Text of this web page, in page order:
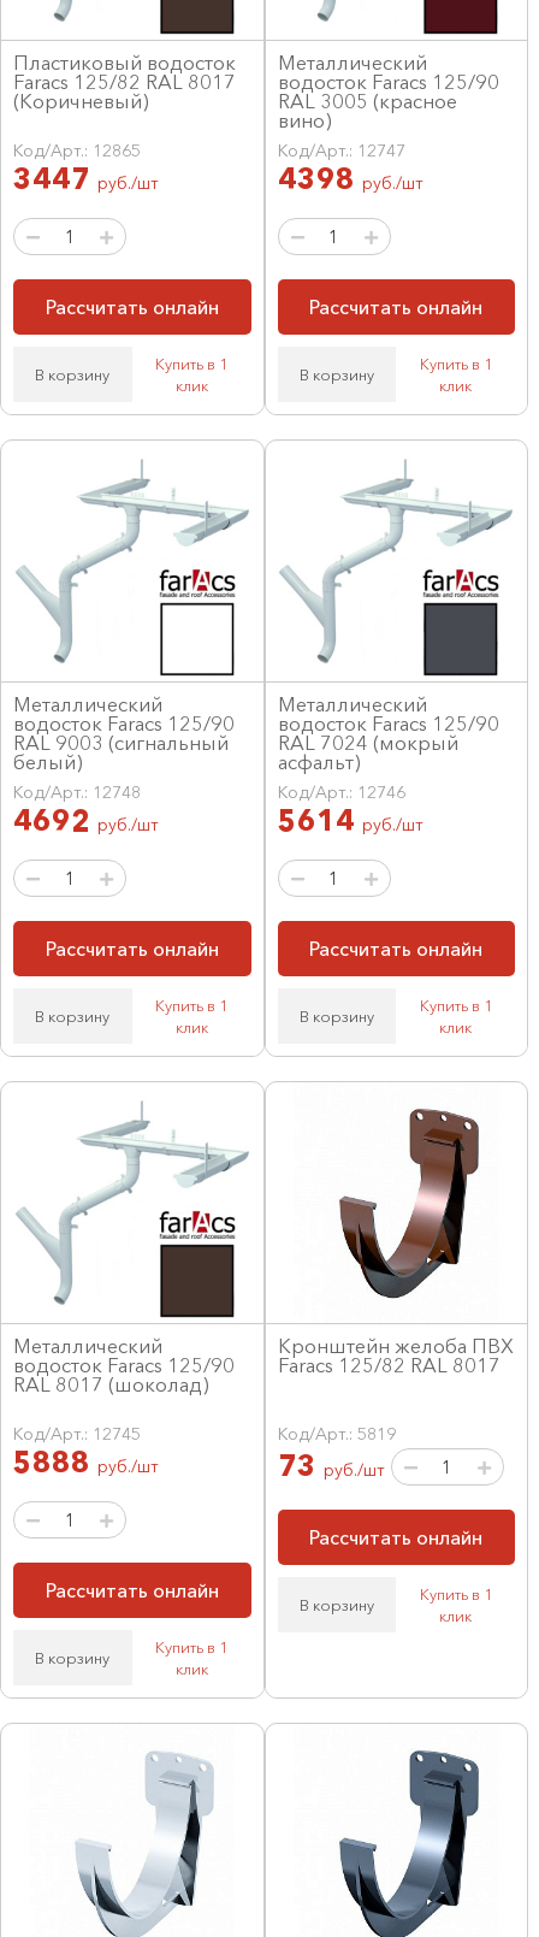
Пластиковый водосток
Faracs 125/82 RAL 8017
(Коричневый)
Код/Арт.: 12865
3447 руб./шт
Рассчитать онлайн
В корзину
Купить в 1
клик
Металлический
водосток Faracs 125/90
RAL 3005 (красное
вино)
Код/Арт.: 12747
4398 руб./шт
Рассчитать онлайн
В корзину
Купить в 1
клик
Металлический
водосток Faracs 125/90
RAL 9003 (сигнальный
белый)
Код/Арт.: 12748
4692 руб./шт
Рассчитать онлайн
В корзину
Купить в 1
клик
Металлический
водосток Faracs 125/90
RAL 7024 (мокрый
асфальт)
Код/Арт.: 12746
5614 руб./шт
Рассчитать онлайн
В корзину
Купить в 1
клик
Металлический
водосток Faracs 125/90
RAL 8017 (шоколад)
Код/Арт.: 12745
5888 руб./шт
Рассчитать онлайн
В корзину
Купить в 1
клик
Кронштейн желоба ПВХ
Faracs 125/82 RAL 8017
Код/Арт.: 5819
73 руб./шт
Рассчитать онлайн
В корзину
Купить в 1
клик